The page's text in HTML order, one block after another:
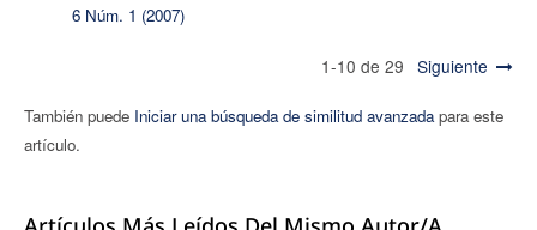
6 Núm. 1 (2007)
1-10 de 29 Siguiente
También puede Iniciar una búsqueda de similitud avanzadapara este
artículo.